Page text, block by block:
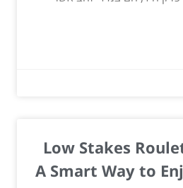
Low Stakes
A Smart Way to